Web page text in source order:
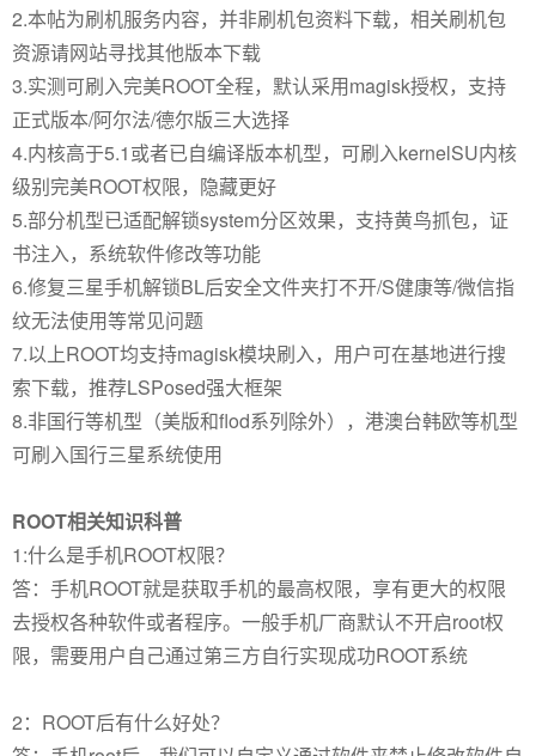
2.本帖为刷机服务内容，并非刷机包资料下载，相关刷机包
资源请网站寻找其他版本下载
3.实测可刷入完美ROOT全程，默认采用magisk授权，支持
正式版本/阿尔法/德尔版三大选择
4.内核高于5.1或者已自编译版本机型，可刷入kernelSU内核
级别完美ROOT权限，隐藏更好
5.部分机型已适配解锁system分区效果，支持黄鸟抓包，证
书注入，系统软件修改等功能
6.修复三星手机解锁BL后安全文件夹打不开/S健康等/微信指
纹无法使用等常见问题
7.以上ROOT均支持magisk模块刷入，用户可在基地进行搜
索下载，推荐LSPosed强大框架
8.非国行等机型（美版和flod系列除外），港澳台韩欧等机型
可刷入国行三星系统使用
ROOT相关知识科普
1:什么是手机ROOT权限？
答：手机ROOT就是获取手机的最高权限，享有更大的权限
去授权各种软件或者程序。一般手机厂商默认不开启root权
限，需要用户自己通过第三方自行实现成功ROOT系统
2：ROOT后有什么好处？